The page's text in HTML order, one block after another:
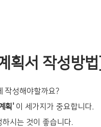
획서 작성방법]
작성해야할까요?
획'이 세가지가 중요합니다.
시는 것이 좋습니다.